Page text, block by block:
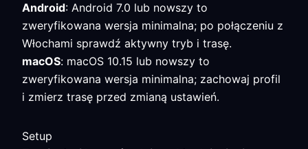
Android: Android 7.0 lub nowszy to
zweryfikowana wersja minimalna; po połączeniu z
Włochami sprawdź aktywny tryb i trasę.
macOS: macOS 10.15 lub nowszy to
zweryfikowana wersja minimalna; zachowaj profil
i zmierz trasę przed zmianą ustawień.
Setup